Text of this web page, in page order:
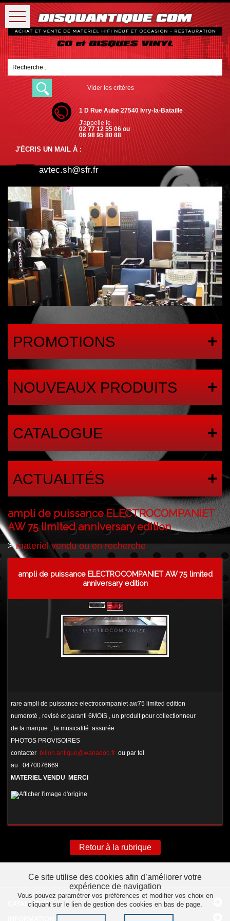
Vider les critères
1 D Rue Aube 27540 Ivry-la-Bataille
J'appelle le
02 77 12 55 06 ou
06 98 95 80 88
J'ÉCRIS UN MAIL À :
avtec.sh@sfr.fr
PROMOTIONS
NOUVEAUX PRODUITS
CATALOGUE
ACTUALITÉS
ampli de puissance ELECTROCOMPANIET
AW 75 limited anniversary edition
>materiel vendu ou en recherche
ampli de puissance ELECTROCOMPANIET AW 75 limited
anniversary edition
rare ampli de puissance electrocompaniet aw75 limited edition
numeroté , revisé et garanti 6MOIS , un produit pour collectionneur
de la marque , la musicalité assurée
PHOTOS PROVISOIRES
contacter billon.antique@wanadoo.fr ou par tel
au 0470076669
MATERIEL VENDU MERCI
Retour à la rubrique
CATALOGUE
Ce site utilise des cookies afin d’améliorer votre
expérience de navigation
Vous pouvez paramétrer vos préférences et modifier vos choix en
cliquant sur le lien de gestion des cookies en bas de page.